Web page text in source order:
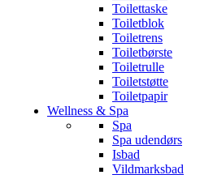
Toilettaske
Toiletblok
Toiletrens
Toiletbørste
Toiletrulle
Toiletstøtte
Toiletpapir
Wellness & Spa
Spa
Spa udendørs
Isbad
Vildmarksbad